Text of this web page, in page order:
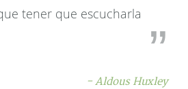
tener que escucharla
- Aldous Huxley